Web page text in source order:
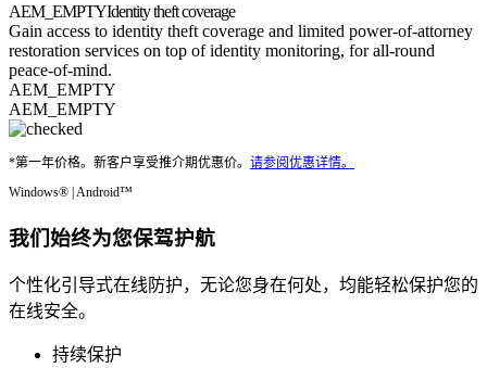
AEM_EMPTYIdentity theft coverage
Gain access to identity theft coverage and limited power-of-attorney
restoration services on top of identity monitoring, for all-round
peace-of-mind.
AEM_EMPTY
AEM_EMPTY
*第一年价格。新客户享受推介期优惠价。 请参阅优惠详情。
Windows® | Android™
我们始终为您保驾护航
个性化引导式在线防护，无论您身在何处，均能轻松保护您的
在线安全。
持续保护